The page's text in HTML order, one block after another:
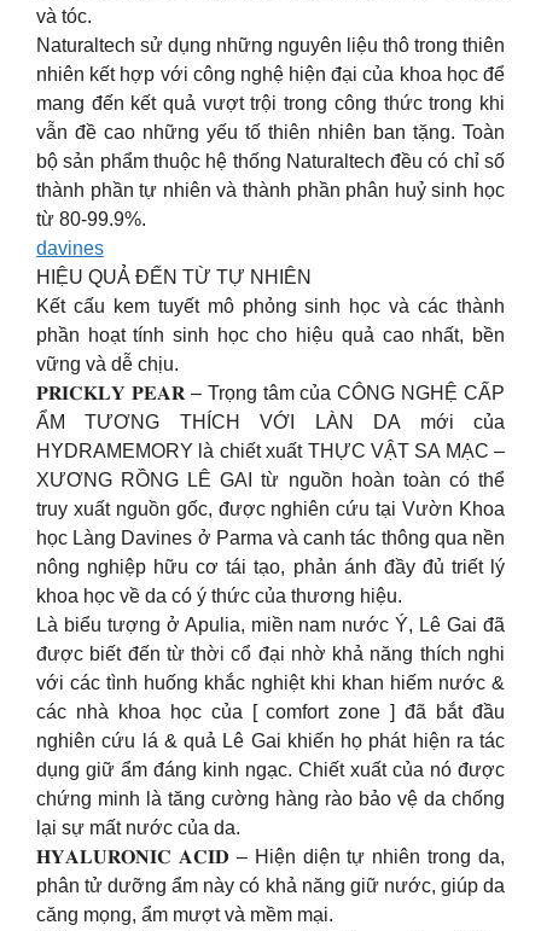
và tóc.
Naturaltech sử dụng những nguyên liệu thô trong thiên
nhiên kết hợp với công nghệ hiện đại của khoa học để
mang đến kết quả vượt trội trong công thức trong khi
vẫn đề cao những yếu tố thiên nhiên ban tặng. Toàn
bộ sản phẩm thuộc hệ thống Naturaltech đều có chỉ số
thành phần tự nhiên và thành phần phân huỷ sinh học
từ 80-99.9%.
davines
HIỆU QUẢ ĐẾN TỪ TỰ NHIÊN
Kết cấu kem tuyết mô phỏng sinh học và các thành
phần hoạt tính sinh học cho hiệu quả cao nhất, bền
vững và dễ chịu.
𝐏𝐑𝐈𝐂𝐊𝐋𝐘 𝐏𝐄𝐀𝐑 – Trọng tâm của CÔNG NGHỆ CẤP
ẨM TƯƠNG THÍCH VỚI LÀN DA mới của
HYDRAMEMORY là chiết xuất THỰC VẬT SA MẠC –
XƯƠNG RỒNG LÊ GAI từ nguồn hoàn toàn có thể
truy xuất nguồn gốc, được nghiên cứu tại Vườn Khoa
học Làng Davines ở Parma và canh tác thông qua nền
nông nghiệp hữu cơ tái tạo, phản ánh đầy đủ triết lý
khoa học về da có ý thức của thương hiệu.
Là biểu tượng ở Apulia, miền nam nước Ý, Lê Gai đã
được biết đến từ thời cổ đại nhờ khả năng thích nghi
với các tình huống khắc nghiệt khi khan hiếm nước &
các nhà khoa học của [ comfort zone ] đã bắt đầu
nghiên cứu lá & quả Lê Gai khiến họ phát hiện ra tác
dụng giữ ẩm đáng kinh ngạc. Chiết xuất của nó được
chứng minh là tăng cường hàng rào bảo vệ da chống
lại sự mất nước của da.
𝐇𝐘𝐀𝐋𝐔𝐑𝐎𝐍𝐈𝐂 𝐀𝐂𝐈𝐃 – Hiện diện tự nhiên trong da,
phân tử dưỡng ẩm này có khả năng giữ nước, giúp da
căng mọng, ẩm mượt và mềm mại.